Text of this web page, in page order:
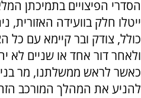
הסדרי הפיצויים בתמיכתן
ייטלו חלק בוועידה האזורית,
כולל, צודק ובר קיימא עם כל
ולאחר דור אחד או שניים לא
כאשר לראש ממשלתנו, מר
להניע את המהלך המורכב